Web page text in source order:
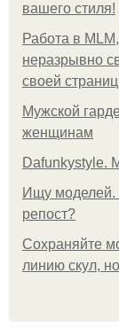
вашего стиля!
Работа в
неразрывно
своей
Мужской
женщинам
Dafunkystyle.
Ищу моделей.
репост?
Сохраняйте
линию скул,